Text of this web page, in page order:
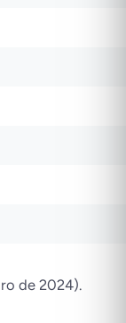
de 2024).